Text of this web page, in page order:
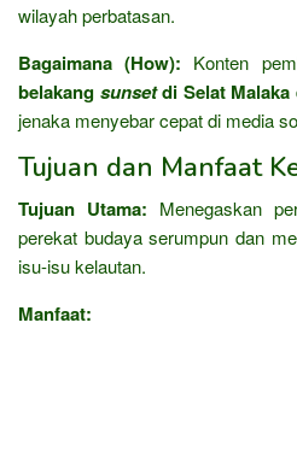
wilayah perbatasan.
Bagaimana (How): Konten
belakang sunsetdi Selat Malaka
jenaka menyebar cepat di media
Tujuan dan Manfaat
Tujuan Utama: Menegaskan
perekat budaya serumpun dan
isu-isu kelautan.
Manfaat: